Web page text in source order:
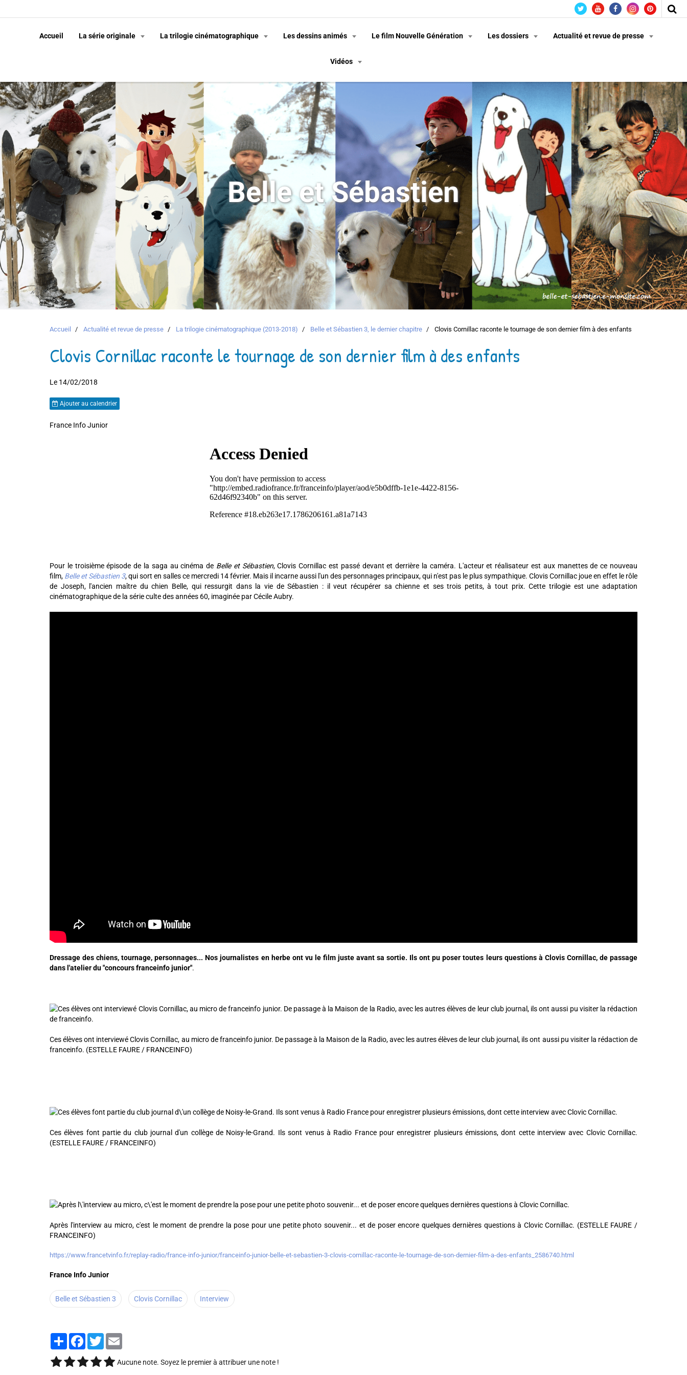
Accueil La série originale La trilogie cinématographique Les dessins animés Le film Nouvelle Génération Les dossiers Actualité et revue de presse
Vidéos
Belle et Sébastien
Accueil Actualité et revue de presse La trilogie cinématographique (2013-2018) Belle et Sébastien 3, le dernier chapitre Clovis Cornillac raconte le tournage de son dernier film à des enfants
Clovis Cornillac raconte le tournage de son dernier film à des enfants
Le 14/02/2018
Ajouter au calendrier
France Info Junior
Pour le troisième épisode de la saga au cinéma de Belle et Sébastien, Clovis Cornillac est passé devant et derrière la caméra. L'acteur et réalisateur est aux manettes de ce nouveau
film, Belle et Sébastien 3, qui sort en salles ce mercredi 14 février. Mais il incarne aussi l'un des personnages principaux, qui n'est pas le plus sympathique. Clovis Cornillac joue en effet le rôle
de Joseph, l'ancien maître du chien Belle, qui ressurgit dans la vie de Sébastien : il veut récupérer sa chienne et ses trois petits, à tout prix. Cette trilogie est une adaptation
cinématographique de la série culte des années 60, imaginée par Cécile Aubry.
Dressage des chiens, tournage, personnages... Nos journalistes en herbe ont vu le film juste avant sa sortie. Ils ont pu poser toutes leurs questions à Clovis Cornillac, de passage
dans l'atelier du "concours franceinfo junior".
Ces élèves ont interviewé Clovis Cornillac, au micro de franceinfo junior. De passage à la Maison de la Radio, avec les autres élèves de leur club journal, ils ont aussi pu visiter la rédaction de
franceinfo. (ESTELLE FAURE / FRANCEINFO)
Ces élèves font partie du club journal d'un collège de Noisy-le-Grand. Ils sont venus à Radio France pour enregistrer plusieurs émissions, dont cette interview avec Clovic Cornillac.
(ESTELLE FAURE / FRANCEINFO)
Après l'interview au micro, c'est le moment de prendre la pose pour une petite photo souvenir... et de poser encore quelques dernières questions à Clovic Cornillac. (ESTELLE FAURE /
FRANCEINFO)
https://www.francetvinfo.fr/replay-radio/france-info-junior/franceinfo-junior-belle-et-sebastien-3-clovis-cornillac-raconte-le-tournage-de-son-dernier-film-a-des-enfants_2586740.html
France Info Junior
Belle et Sébastien 3 Clovis Cornillac Interview
PartagerFacebook
Twitter
Aucune note. Soyez le premier à attribuer une note !